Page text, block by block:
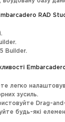
RAD
Builder.
легко
зусиль.
Drag-
будь-які